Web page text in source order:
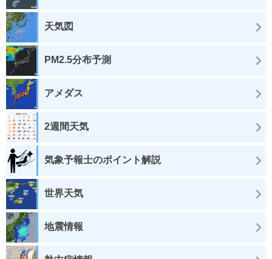
天気図
PM2.5分布予測
アメダス
2週間天気
気象予報士のポイント解説
世界天気
地震情報